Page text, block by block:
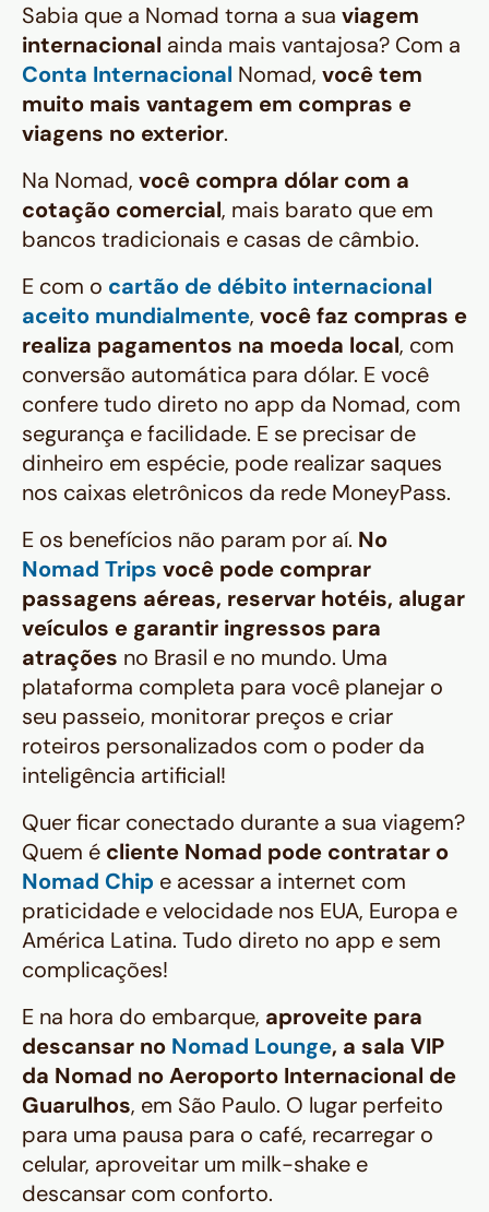
Sabia que a Nomad torna a sua viagem
internacional ainda mais vantajosa? Com a
Conta Internacional Nomad, você tem
muito mais vantagem em compras e
viagens no exterior.
Na Nomad, você compra dólar com a
cotação comercial, mais barato que em
bancos tradicionais e casas de câmbio.
E com o cartão de débito internacional
aceito mundialmente, você faz compras e
realiza pagamentos na moeda local, com
conversão automática para dólar. E você
confere tudo direto no app da Nomad, com
segurança e facilidade. E se precisar de
dinheiro em espécie, pode realizar saques
nos caixas eletrônicos da rede MoneyPass.
E os benefícios não param por aí. No
Nomad Trips você pode comprar
passagens aéreas, reservar hotéis, alugar
veículos e garantir ingressos para
atrações no Brasil e no mundo. Uma
plataforma completa para você planejar o
seu passeio, monitorar preços e criar
roteiros personalizados com o poder da
inteligência artificial!
Quer ficar conectado durante a sua viagem?
Quem é cliente Nomad pode contratar o
Nomad Chip e acessar a internet com
praticidade e velocidade nos EUA, Europa e
América Latina. Tudo direto no app e sem
complicações!
E na hora do embarque, aproveite para
descansar no Nomad Lounge, a sala VIP
da Nomad no Aeroporto Internacional de
Guarulhos, em São Paulo. O lugar perfeito
para uma pausa para o café, recarregar o
celular, aproveitar um milk-shake e
descansar com conforto.